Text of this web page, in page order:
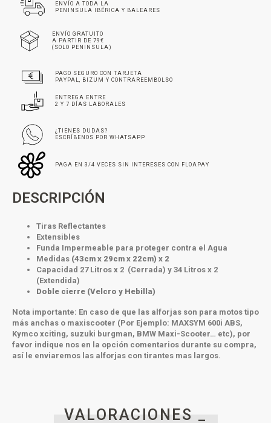
ENVÍO A TODA LA
PENINSULA IBÉRICA Y BALEARES
ENVÍO GRATUITO
A PARTIR DE 79€
(SOLO PENINSULA)
PAGO SEGURO CON TARJETA
PAYPAL, BIZUM Y CONTRAREEMBOLSO
ENTREGA ENTRE
2 Y 7 DÍAS LABORALES
¿TIENES DUDAS?
ESCRÍBENOS POR WHATSAPP
PAGA EN 3/4 VECES SIN INTERESES CON FLOAPAY
DESCRIPCIÓN
Tiras Reflectantes
Extensibles
Funda Impermeable para proteger contra el Agua
Medidas (43cm x 29cm x 22cm) x 2
Capacidad 27 Litros x 2 (Cerrada) y 34 Litros x 2
(Extendida)
Doble cierre (Velcro y Hebilla)
Nota importante: En caso de que las alforjas son para motos tipo
más anchas o maxiscooter (Por Ejemplo: MAXSYM 600i ABS,
Kymco xciting, suzuki burgman, BMW Maxi-Scooter… etc), por
favor indique nos en la opción comentarios durante su compra,
así le enviaremos las alforjas con tirantes mas largos.
VALORACIONES _